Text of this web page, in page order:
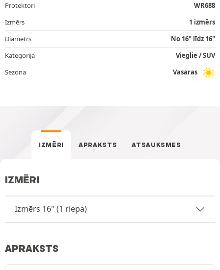
Protektori
WR688
Izmērs
1 izmērs
Diametrs
No 16" līdz 16"
Kategorija
Vieglie / SUV
Sezona
Vasaras
IZMĒRI APRAKSTS ATSAUKSMES
IZMĒRI
Izmērs 16" (1 riepa)
APRAKSTS